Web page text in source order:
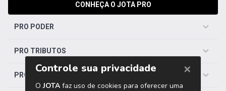
CONHEÇA O JOTA PRO
PRO PODER
PRO TRIBUTOS
PRO TRABALHISTA